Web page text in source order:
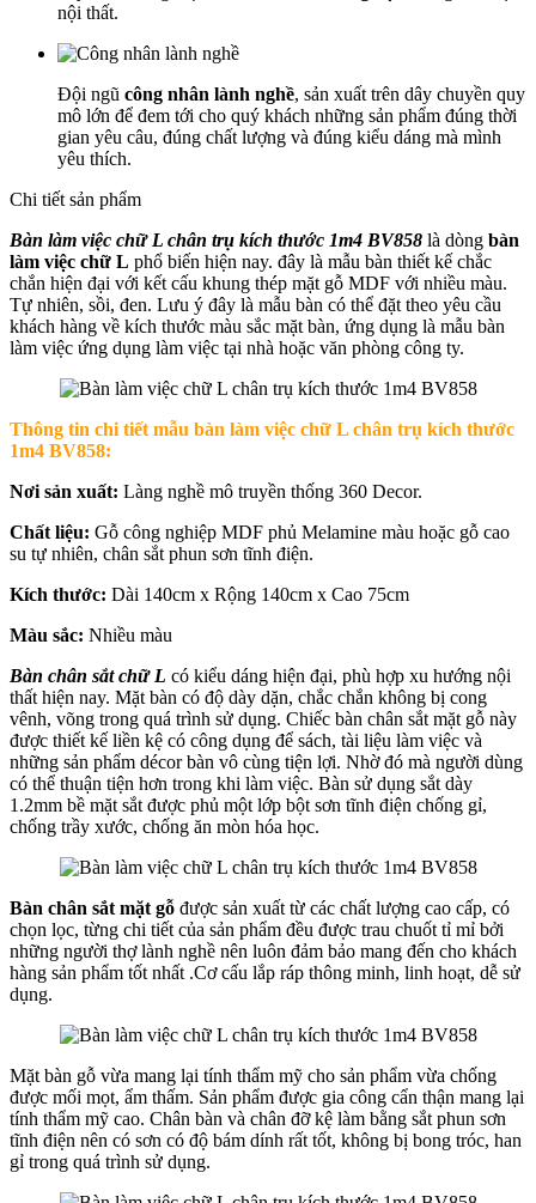
nội thất.
Đội ngũ công nhân lành nghề, sản xuất trên dây chuyền quy
mô lớn để đem tới cho quý khách những sản phẩm đúng thời
gian yêu câu, đúng chất lượng và đúng kiểu dáng mà mình
yêu thích.
Chi tiết sản phẩm
Bàn làm việc chữ L chân trụ kích thước 1m4 BV858 là dòng bàn
làm việc chữ L phổ biến hiện nay. đây là mẫu bàn thiết kế chắc
chắn hiện đại với kết cấu khung thép mặt gỗ MDF với nhiều màu.
Tự nhiên, sồi, đen. Lưu ý đây là mẫu bàn có thể đặt theo yêu cầu
khách hàng về kích thước màu sắc mặt bàn, ứng dụng là mẫu bàn
làm việc ứng dụng làm việc tại nhà hoặc văn phòng công ty.
Thông tin chi tiết mẫu bàn làm việc chữ L chân trụ kích thước
1m4 BV858:
Nơi sản xuất: Làng nghề mô truyền thống 360 Decor.
Chất liệu: Gỗ công nghiệp MDF phủ Melamine màu hoặc gỗ cao
su tự nhiên, chân sắt phun sơn tĩnh điện.
Kích thước: Dài 140cm x Rộng 140cm x Cao 75cm
Màu sắc: Nhiều màu
Bàn chân sắt chữ L có kiểu dáng hiện đại, phù hợp xu hướng nội
thất hiện nay. Mặt bàn có độ dày dặn, chắc chắn không bị cong
vênh, võng trong quá trình sử dụng. Chiếc bàn chân sắt mặt gỗ này
được thiết kế liền kệ có công dụng để sách, tài liệu làm việc và
những sản phẩm décor bàn vô cùng tiện lợi. Nhờ đó mà người dùng
có thể thuận tiện hơn trong khi làm việc. Bàn sử dụng sắt dày
1.2mm bề mặt sắt được phủ một lớp bột sơn tĩnh điện chống gỉ,
chống trầy xước, chống ăn mòn hóa học.
Bàn chân sắt mặt gỗ được sản xuất từ các chất lượng cao cấp, có
chọn lọc, từng chi tiết của sản phẩm đều được trau chuốt tỉ mỉ bởi
những người thợ lành nghề nên luôn đảm bảo mang đến cho khách
hàng sản phẩm tốt nhất .Cơ cấu lắp ráp thông minh, linh hoạt, dễ sử
dụng.
Mặt bàn gỗ vừa mang lại tính thẩm mỹ cho sản phẩm vừa chống
được mối mọt, ẩm thấm. Sản phẩm được gia công cẩn thận mang lại
tính thẩm mỹ cao. Chân bàn và chân đỡ kệ làm bằng sắt phun sơn
tĩnh điện nên có sơn có độ bám dính rất tốt, không bị bong tróc, han
gỉ trong quá trình sử dụng.